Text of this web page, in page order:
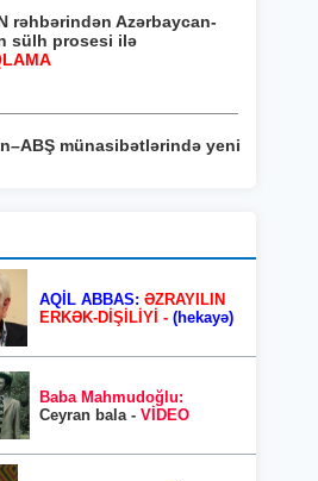
rəhbərindən Azərbaycan-
sülh prosesi ilə
münasibətlərində yeni
AQİL ABBAS: ƏZRAYILIN
ERKƏK-DİŞİLİYİ - (hekayə)
Baba Mahmudoğlu:
Ceyran bala - VİDEO